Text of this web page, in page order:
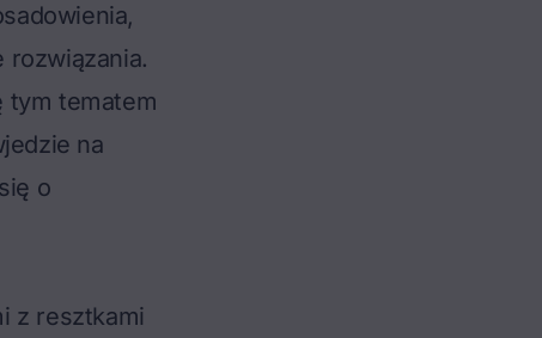
tym tematem
na
o
z resztkami